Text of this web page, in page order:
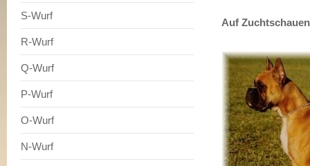
S-Wurf
R-Wurf
Q-Wurf
P-Wurf
O-Wurf
N-Wurf
Auf